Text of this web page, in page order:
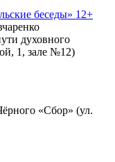
беседы» 12+
духовного
1, зале №12)
«Сбор» (ул.